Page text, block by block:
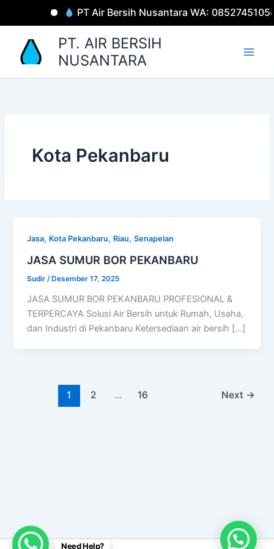
PT Air Bersih Nusantara WA:
PT. AIR BERSIH
NUSANTARA
Kota Pekanbaru
Jasa, Kota Pekanbaru, Riau,Senapelan
JASA SUMUR BOR PEKANBARU
Sudir /Desember 17, 2025
JASA SUMUR BOR PEKANBARU PROFESIONAL &
TERPERCAYA Solusi Air Bersih untuk Rumah, Usaha,
dan Industri di Pekanbaru Ketersediaan air bersih […]
1 2 … 16 Next →
Need Help?